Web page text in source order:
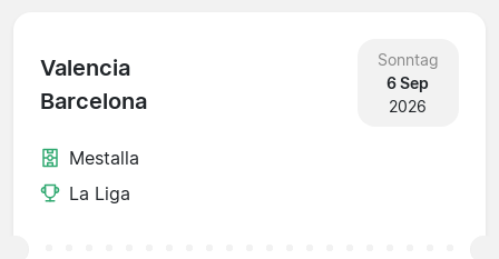
Valencia
Barcelona
Sonntag
6 Sep
2026
Mestalla
La Liga